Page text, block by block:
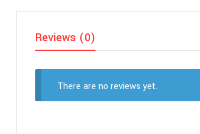
Reviews (0)
There are no reviews yet.